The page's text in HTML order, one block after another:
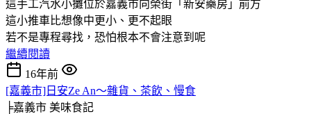
這手工汽水小攤位於嘉義市向榮街「新安藥房」前方
這小推車比想像中更小、更不起眼
若不是專程尋找，恐怕根本不會注意到呢
繼續閱讀
16年前
[嘉義市]日安Ze An～雜貨、茶飲、慢食
╞嘉義市 美味食記